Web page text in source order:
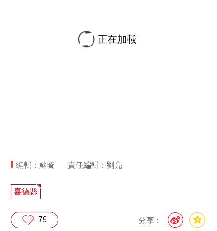
正在加載
編輯：蘇璇 責任編輯：劉亮
喜德縣
分享：
79